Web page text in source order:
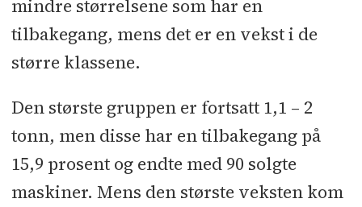
mindre størrelsene som har en
tilbakegang, mens det er en vekst i de
større klassene.
Den største gruppen er fortsatt 1,1 – 2
tonn, men disse har en tilbakegang på
15,9 prosent og endte med 90 solgte
maskiner. Mens den største veksten kom